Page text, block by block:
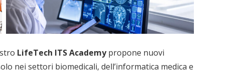
LifeTech ITS Academypropone nuovi
nei settori biomedicali, dell’informatica medica e